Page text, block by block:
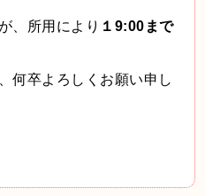
、所用により １9:00まで
何卒よろしくお願い申し